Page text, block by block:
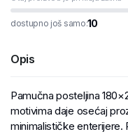
dostupno još samo:10
Opis
Pamučna posteljina
motivima daje osećaj
minimalističke enterijere.